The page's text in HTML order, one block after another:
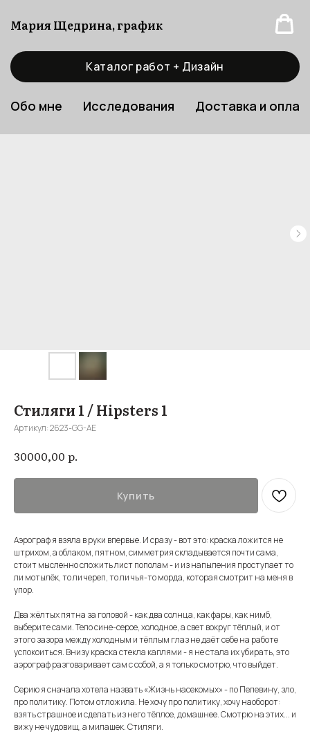
Мария Щедрина, график
Каталог работ + Дизайн
Обо мне Исследования Доставка и
Стиляги 1 / Hipsters 1
Артикул:2623-GG-AE
30000,00 р.
Купить
Аэрограф я взяла в руки впервые. И сразу - вот это: краска ложится не
штрихом, а облаком, пятном, симметрия складывается почти сама,
стоит мысленно сложить лист пополам - и из напыления проступает то
ли мотылёк, то ли череп, то ли чья-то морда, которая смотрит на меня в
упор.
Два жёлтых пятна за головой - как два солнца, как фары, как нимб,
выберите сами. Тело сине-серое, холодное, а свет вокруг тёплый, и от
этого зазора между холодным и тёплым глаз не даёт себе на работе
успокоиться. Внизу краска стекла каплями - я не стала их убирать, это
аэрограф разговаривает сам с собой, а я только смотрю, что выйдет.
Серию я сначала хотела назвать «Жизнь насекомых» - по Пелевину, зло,
про политику. Потом отложила. Не хочу про политику, хочу наоборот:
взять страшное и сделать из него тёплое, домашнее. Смотрю на этих... и
вижу не чудовищ, а милашек. Стиляги.